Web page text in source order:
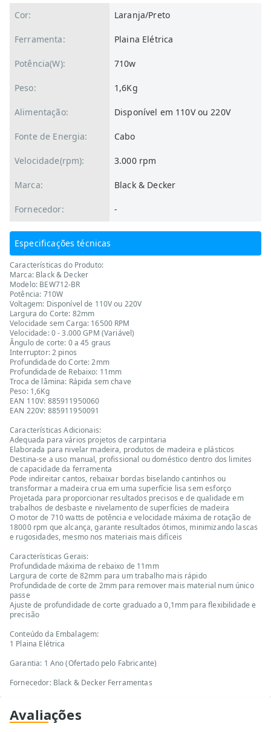
Cor: Laranja/Preto
Ferramenta: Plaina Elétrica
Potência(W): 710w
Peso: 1,6Kg
Alimentação: Disponível em 110V ou 220V
Fonte de Energia: Cabo
Velocidade(rpm): 3.000 rpm
Marca: Black & Decker
Fornecedor: -
Especificações técnicas
Características do Produto:
Marca: Black & Decker
Modelo: BEW712-BR
Potência: 710W
Voltagem: Disponível de 110V ou 220V
Largura do Corte: 82mm
Velocidade sem Carga: 16500 RPM
Velocidade: 0 - 3.000 GPM (Variável)
Ângulo de corte: 0 a 45 graus
Interruptor: 2 pinos
Profundidade do Corte: 2mm
Profundidade de Rebaixo: 11mm
Troca de lâmina: Rápida sem chave
Peso: 1,6Kg
EAN 110V: 885911950060
EAN 220V: 885911950091
Características Adicionais:
Adequada para vários projetos de carpintaria
Elaborada para nivelar madeira, produtos de madeira e plásticos
Destina-se a uso manual, profissional ou doméstico dentro dos limites
de capacidade da ferramenta
Pode indireitar cantos, rebaixar bordas biselando cantinhos ou
transformar a madeira crua em uma superfície lisa sem esforço
Projetada para proporcionar resultados precisos e de qualidade em
trabalhos de desbaste e nivelamento de superfícies de madeira
O motor de 710 watts de potência e velocidade máxima de rotação de
18000 rpm que alcança, garante resultados ótimos, minimizando lascas
e rugosidades, mesmo nos materiais mais difíceis
Características Gerais:
Profundidade máxima de rebaixo de 11mm
Largura de corte de 82mm para um trabalho mais rápido
Profundidade de corte de 2mm para remover mais material num único
passe
Ajuste de profundidade de corte graduado a 0,1mm para flexibilidade e
precisão
Conteúdo da Embalagem:
1 Plaina Elétrica
Garantia: 1 Ano (Ofertado pelo Fabricante)
Fornecedor: Black & Decker Ferramentas
Avaliações